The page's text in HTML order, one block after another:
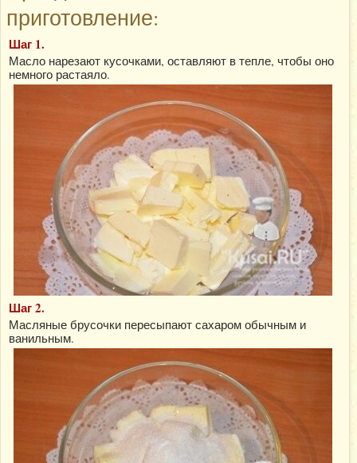
приготовление:
Шаг 1.
Масло нарезают кусочками, оставляют в тепле, чтобы оно
немного растаяло.
Шаг 2.
Масляные брусочки пересыпают сахаром обычным и
ванильным.